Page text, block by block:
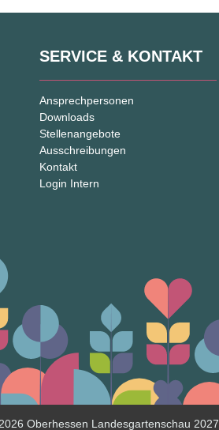
SERVICE & KONTAKT
Ansprechpersonen
Downloads
Stellenangebote
Ausschreibungen
Kontakt
Login Intern
Oberhessen Landesgartenschau 2027